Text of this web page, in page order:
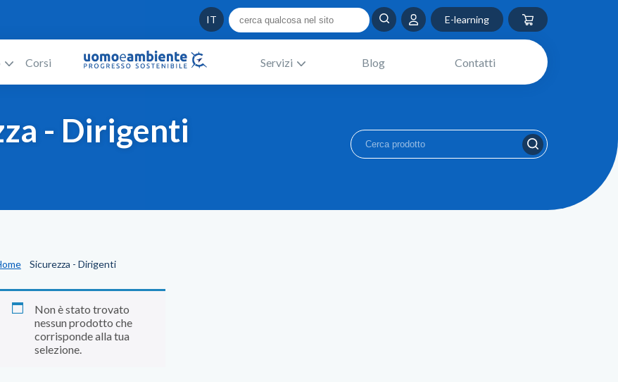
IT E-learning
Corsi Servizi Blog Contatti
- Dirigenti
Sicurezza - Dirigenti
Non è stato trovato
nessun prodotto che
corrisponde alla tua
selezione.